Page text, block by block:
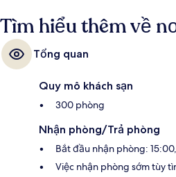
Tìm hiểu thêm về
Tổng quan
Quy mô khách sạn
300 phòng
Nhận phòng/Trả phòng
Bắt đầu nhận phòng:
Việc nhận phòng sớm tùy